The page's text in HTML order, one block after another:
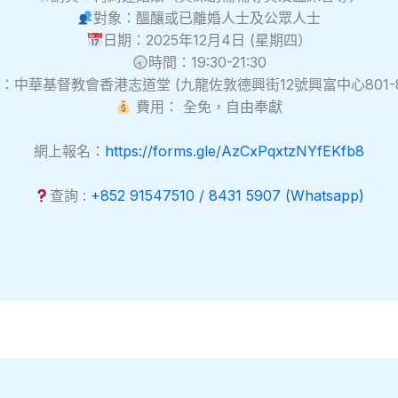
對象：醞釀或已離婚人士及公眾人士
日期：2025年12月4日 (星期四）
時間：19:30-21:30
中華基督教會香港志道堂 (九龍佐敦德興街12號興富中心
費用： 全免，自由奉獻
網上報名： https://forms.gle/AzCxPqxtzNYfEKfb8
查詢 : +852 91547510 / 8431 5907 (Whatsapp)